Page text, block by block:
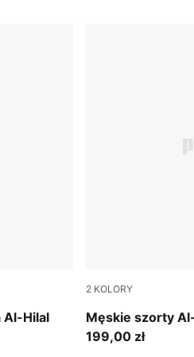
Al-Hilal
2 KOLORY
Męskie szorty
Blue Intense-
199,00 zł